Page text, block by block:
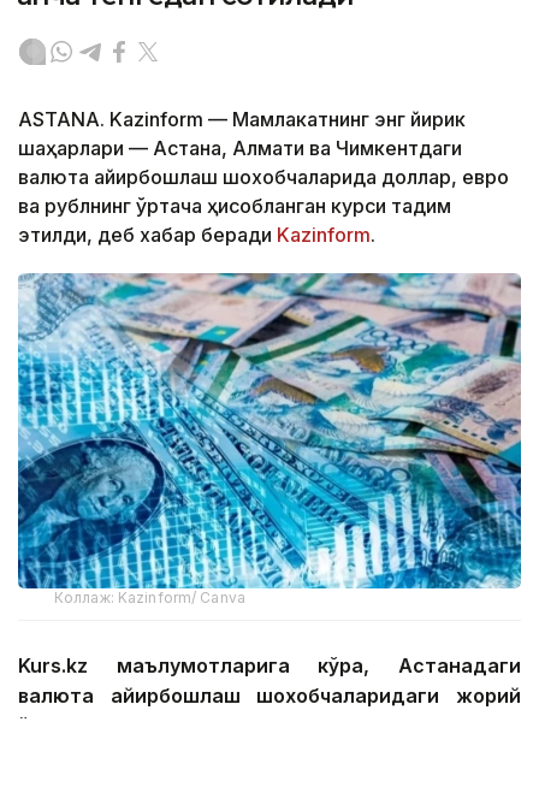
ASTANA. Kazinform — Мамлакатнинг энг йирик
шаҳарлари — Астана, Алмати ва Чимкентдаги
валюта айирбошлаш шохобчаларида доллар, евро
ва рублнинг ўртача ҳисобланган курси тақдим
этилди, деб хабар беради Kazinform.
Коллаж: Kazinform/ Canva
Kurs.kz маълумотларига кўра, Астанадаги
валюта айирбошлаш шохобчаларидаги жорий
ўртача валюта курси: